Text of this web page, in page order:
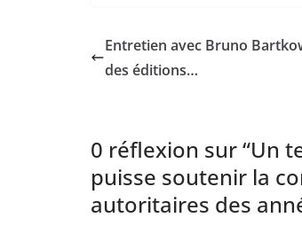
Entretien avec Bruno
des éditions…
0 réflexion sur “Un
puisse soutenir la
autoritaires des